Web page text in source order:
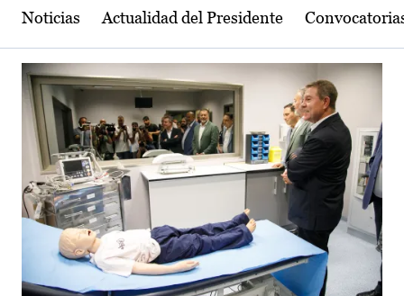
Noticias Actualidad del Presidente